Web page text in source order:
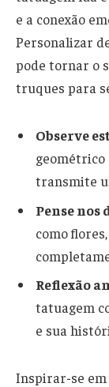
e a conexão
Personalizar
pode tornar o
truques para
Observe
geométrico
transmite
Pense nos
como
Reflexão
tatuagem
e sua
Inspirar-se